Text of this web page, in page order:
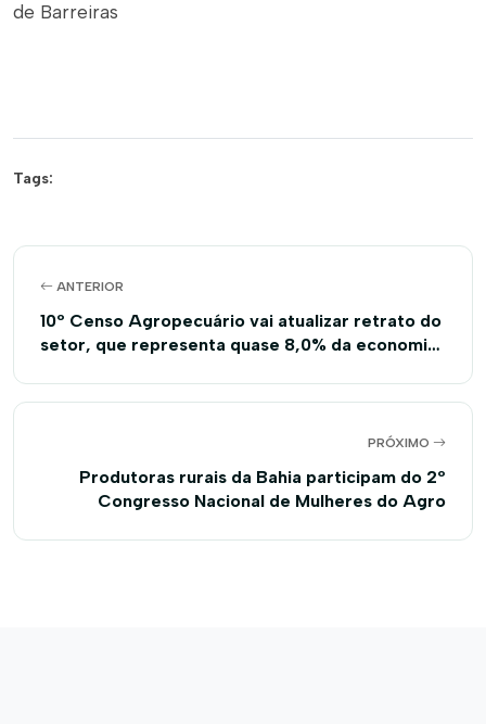
de Barreiras
Tags:
ANTERIOR
10º Censo Agropecuário vai atualizar retrato do
setor, que representa quase 8,0% da economia
PRÓXIMO
Produtoras rurais da Bahia participam do 2º
Congresso Nacional de Mulheres do Agro